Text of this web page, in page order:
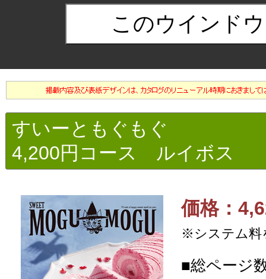
すいーともぐもぐ
4,200円コース ルイボス
価格：
※システム料
■総ページ